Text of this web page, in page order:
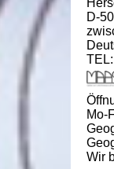
D-
Mo-
Wir